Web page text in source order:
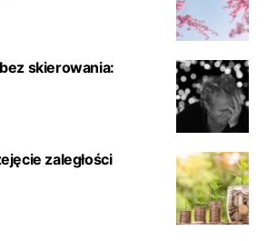
skierowania:
zaległości